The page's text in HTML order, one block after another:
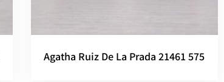
Agatha Ruiz De La Prada 21461 575